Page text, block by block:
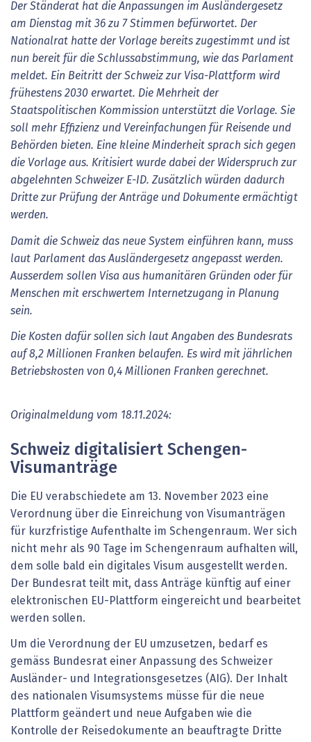
Der Ständerat hat die Anpassungen im Ausländergesetz
am Dienstag mit 36 zu 7 Stimmen befürwortet. Der
Nationalrat hatte der Vorlage bereits zugestimmt und ist
nun bereit für die Schlussabstimmung, wie das Parlament
meldet. Ein Beitritt der Schweiz zur Visa-Plattform wird
frühestens 2030 erwartet. Die Mehrheit der
Staatspolitischen Kommission unterstützt die Vorlage. Sie
soll mehr Effizienz und Vereinfachungen für Reisende und
Behörden bieten. Eine kleine Minderheit sprach sich gegen
die Vorlage aus. Kritisiert wurde dabei der Widerspruch zur
abgelehnten Schweizer E-ID. Zusätzlich würden dadurch
Dritte zur Prüfung der Anträge und Dokumente ermächtigt
werden.
Damit die Schweiz das neue System einführen kann, muss
laut Parlament das Ausländergesetz angepasst werden.
Ausserdem sollen Visa aus humanitären Gründen oder für
Menschen mit erschwertem Internetzugang in Planung
sein.
Die Kosten dafür sollen sich laut Angaben des Bundesrats
auf 8,2 Millionen Franken belaufen. Es wird mit jährlichen
Betriebskosten von 0,4 Millionen Franken gerechnet.
Originalmeldung vom 18.11.2024:
Schweiz digitalisiert Schengen-
Visumanträge
Die EU verabschiedete am 13. November 2023 eine
Verordnung über die Einreichung von Visumanträgen
für kurzfristige Aufenthalte im Schengenraum. Wer sich
nicht mehr als 90 Tage im Schengenraum aufhalten will,
dem solle bald ein digitales Visum ausgestellt werden.
Der Bundesrat teilt mit, dass Anträge künftig auf einer
elektronischen EU-Plattform eingereicht und bearbeitet
werden sollen.
Um die Verordnung der EU umzusetzen, bedarf es
gemäss Bundesrat einer Anpassung des Schweizer
Ausländer- und Integrationsgesetzes (AIG). Der Inhalt
des nationalen Visumsystems müsse für die neue
Plattform geändert und neue Aufgaben wie die
Kontrolle der Reisedokumente an beauftragte Dritte